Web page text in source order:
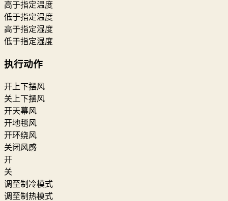
高于指定温度
低于指定温度
高于指定湿度
低于指定湿度
执行动作
开上下摆风
关上下摆风
开天幕风
开地毯风
开环绕风
关闭风感
开
关
调至制冷模式
调至制热模式